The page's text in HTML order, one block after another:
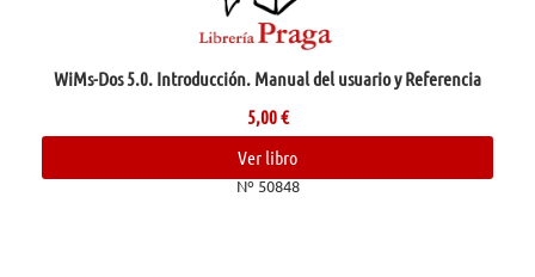
WiMs-Dos 5.0. Introducción. Manual del usuario y Referencia
5,00€
Ver libro
Nº 50848